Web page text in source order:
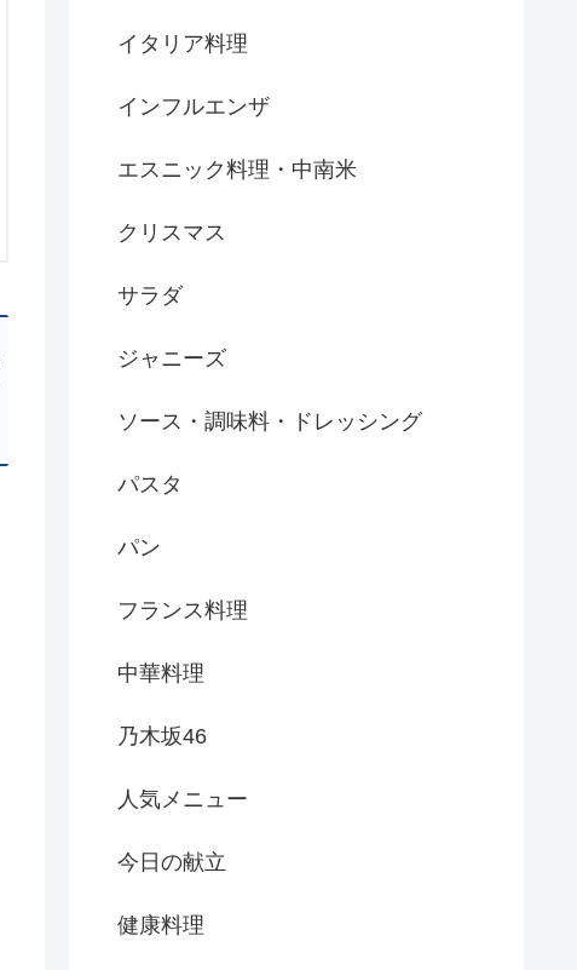
イタリア料理
インフルエンザ
エスニック料理・中南米
クリスマス
サラダ
ジャニーズ
ソース・調味料・ドレッシング
パスタ
パン
フランス料理
中華料理
乃木坂46
人気メニュー
今日の献立
健康料理